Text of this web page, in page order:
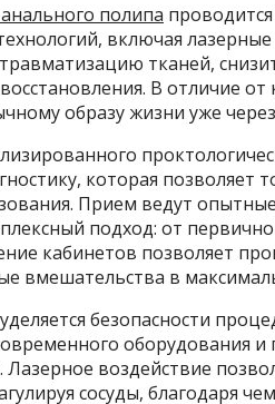
полипа
включая
тканей,
В отличие
образу жизни уже
которая позволяет
Прием ведут
подход: от
кабинетов позволяет
вмешательства в
безопасности
оборудования
воздействие
сосуды, благодаря